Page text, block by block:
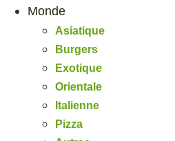
Monde
Asiatique
Burgers
Exotique
Orientale
Italienne
Pizza